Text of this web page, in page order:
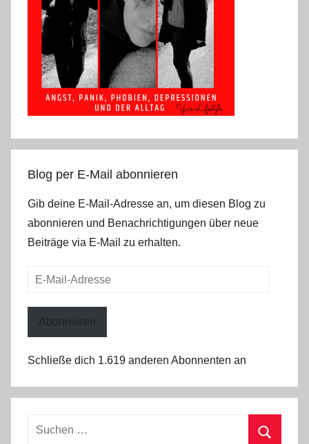
Blog per E-Mail abonnieren
Gib deine E-Mail-Adresse an, um diesen Blog zu
abonnieren und Benachrichtigungen über neue
Beiträge via E-Mail zu erhalten.
E-
Abonnieren
Schließe dich 1.619 anderen Abonnenten an
Suchen